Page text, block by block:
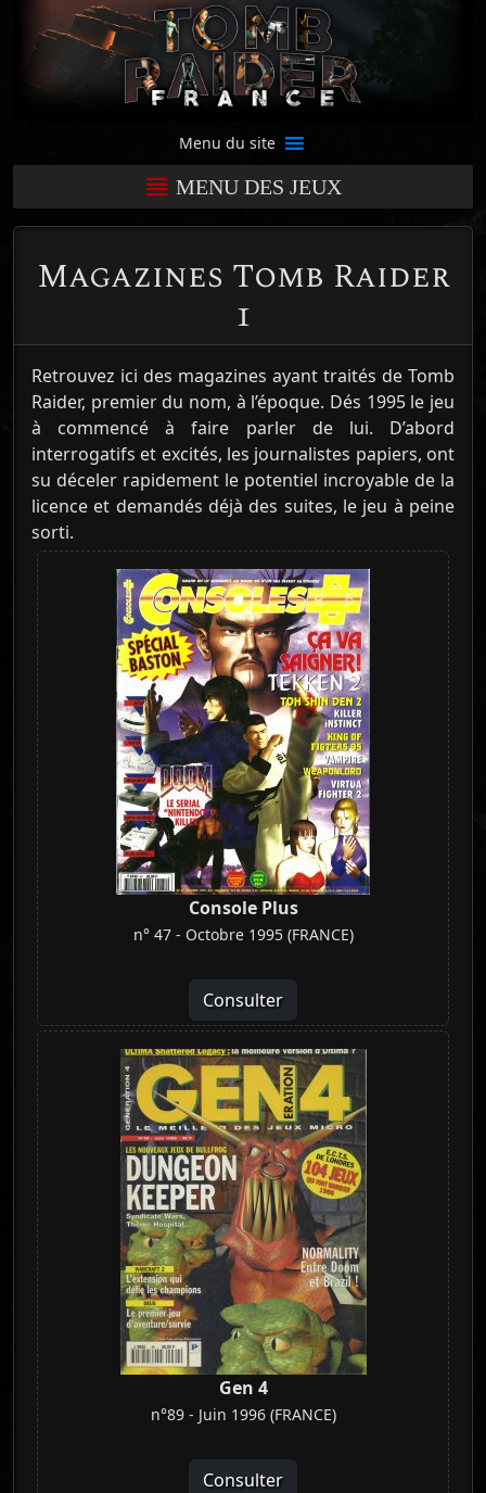
Menu du site
MENU DES JEUX
Magazines Tomb Raider
1
Retrouvez ici des magazines ayant traités de Tomb
Raider, premier du nom, à l’époque. Dés 1995 le jeu
à commencé à faire parler de lui. D’abord
interrogatifs et excités, les journalistes papiers, ont
su déceler rapidement le potentiel incroyable de la
licence et demandés déjà des suites, le jeu à peine
sorti.
Console Plus
n° 47 - Octobre 1995 (FRANCE)
Consulter
Gen 4
n°89 - Juin 1996 (FRANCE)
Consulter